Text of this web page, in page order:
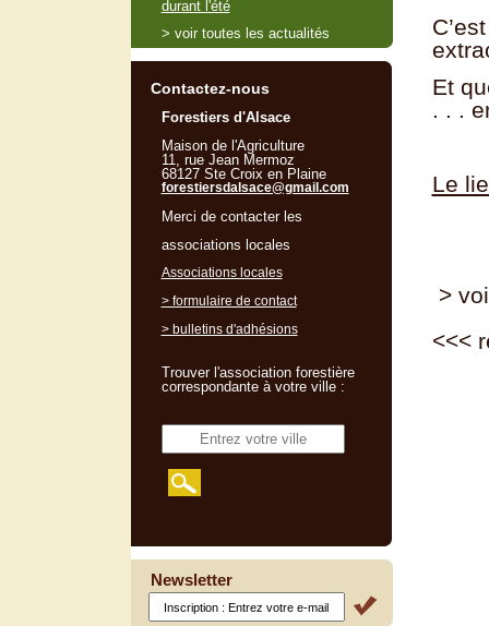
Et
. . .
Le
>
<<<
durant l'été
> voir toutes les actualités
Contactez-nous
Forestiers d'Alsace
Maison de l'Agriculture
11, rue Jean Mermoz
68127 Ste Croix en Plaine
forestiersdalsace@gmail.com
Merci de contacter les
associations locales
Associations locales
> formulaire de contact
> bulletins d'adhésions
Trouver l'association forestière
correspondante à votre ville :
Newsletter